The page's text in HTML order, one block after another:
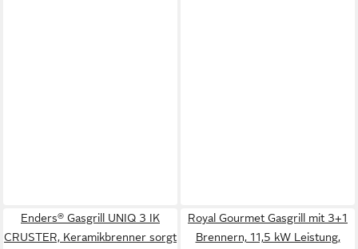
Enders® Gasgrill UNIQ 3 IK
CRUSTER, Keramikbrenner sorgt
Royal Gourmet Gasgrill mit 3+1
Brennern, 11,5 kW Leistung,